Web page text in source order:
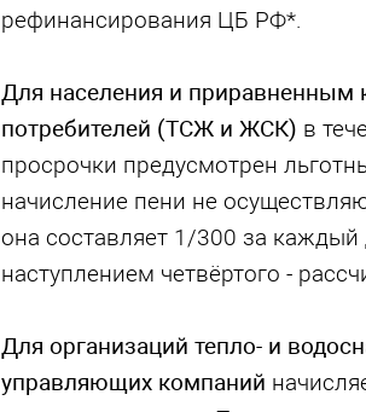
рефинансирования ЦБ РФ*.
Для населения и приравненным
потребителей (ТСЖ и ЖСК) в
просрочки предусмотрен
начисление пени не
она составляет 1/300 за каждый
наступлением четвёртого -
Для организаций тепло- и
управляющих компаний